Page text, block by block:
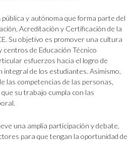
y autónoma que forma parte del
Acreditación y Certificación de la
Su objetivo es promover una cultura
centros de Educación Técnico
esfuerzos hacia el logro de
de los estudiantes. Asimismo,
las competencias de las personas,
su trabajo cumpla con las
una amplia participación y debate,
para que tengan la oportunidad de